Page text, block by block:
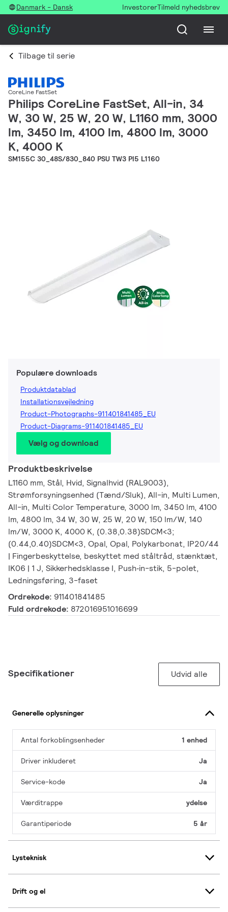
Danmark - Dansk InvestorerTilmeld nyhedsbrev
Tilbage til serie
CoreLine FastSet
Philips CoreLine FastSet, All-in, 34
W, 30 W, 25 W, 20 W, L1160 mm, 3000
lm, 3450 lm, 4100 lm, 4800 lm, 3000
K, 4000 K
SM155C 30_48S/830_840 PSU TW3 PI5 L1160
Populære downloads
Produktdatablad
Installationsvejledning
Product-Photographs-911401841485_EU
Product-Diagrams-911401841485_EU
Vælg og download
Produktbeskrivelse
L1160 mm, Stål, Hvid, Signalhvid (RAL9003),
Strømforsyningsenhed (Tænd/Sluk), All-in, Multi Lumen,
All-in, Multi Color Temperature, 3000 lm, 3450 lm, 4100
lm, 4800 lm, 34 W, 30 W, 25 W, 20 W, 150 lm/W, 140
lm/W, 3000 K, 4000 K, (0.38,0.38)SDCM<3;
(0.44,0.40)SDCM<3, Opal, Opal, Polykarbonat, IP20/44
| Fingerbeskyttelse, beskyttet med ståltråd, stænktæt,
IK06 | 1 J, Sikkerhedsklasse I, Push‑in-stik, 5-polet,
Ledningsføring, 3-faset
Ordrekode: 911401841485
Fuld ordrekode: 872016951016699
Specifikationer Udvid alle
Generelle oplysninger
Antal forkoblingsenheder 1 enhed
Driver inkluderet Ja
Service-kode Ja
Værditrappe ydelse
Garantiperiode 5 år
Lysteknisk
Drift og el